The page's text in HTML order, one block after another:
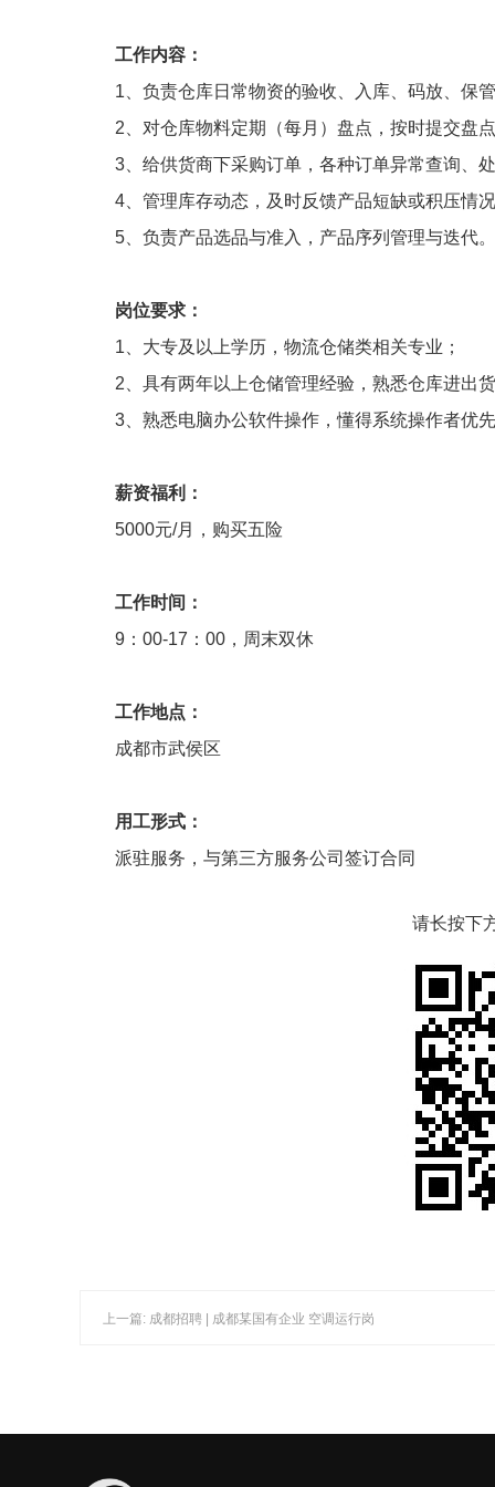
工作内容：
1、负责仓库日常物资的验收、入库、码放、保
2、对仓库物料定期（每月）盘点，按时提交盘
3、给供货商下采购订单，各种订单异常查询、
4、管理库存动态，及时反馈产品短缺或积压情
5、负责产品选品与准入，产品序列管理与迭代。
岗位要求：
1、大专及以上学历，物流仓储类相关专业；
2、具有两年以上仓储管理经验，熟悉仓库进出
3、熟悉电脑办公软件操作，懂得系统操作者优
薪资福利：
5000元/月，购买五险
工作时间：
9：00-17：00，周末双休
工作地点：
成都市武侯区
用工形式：
派驻服务，与第三方服务公司签订合同
请长按下
上一篇: 成都招聘 | 成都某国有企业 空调运行岗